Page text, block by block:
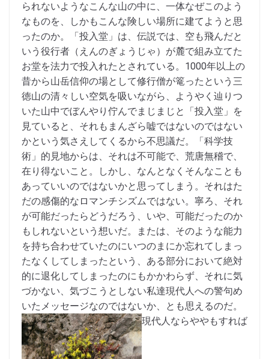
られないようなこんな山の中に、一体なぜこのよう
なものを、しかもこんな険しい場所に建てようと思
ったのか。「投入堂」は、伝説では、空も飛んだと
いう役行者（えんのぎょうじゃ）が麓で組み立てた
お堂を法力で投入れたとされている。1000年以上の
昔から山岳信仰の場として修行僧が篭ったという三
徳山の清々しい空気を吸いながら、ようやく辿りつ
いた山中でぼんやり佇んでまじまじと「投入堂」を
見ていると、それもまんざら嘘ではないのではない
かという気さえしてくるから不思議だ。「科学技
術」的見地からは、それは不可能で、荒唐無稽で、
在り得ないこと。しかし、なんとなくそんなことも
あっていいのではないかと思ってしまう。それはた
だの感傷的なロマンチシズムではない。寧ろ、それ
が可能だったらどうだろう、いや、可能だったのか
もしれないという想いだ。または、そのような能力
を持ち合わせていたのにいつのまにか忘れてしまっ
たなくしてしまったという、ある部分において絶対
的に退化してしまったのにもかかわらず、それに気
づかない、気づこうとしない私達現代人への警句め
いたメッセージなのではないか、とも思えるのだ。
現代人ならややもすれば